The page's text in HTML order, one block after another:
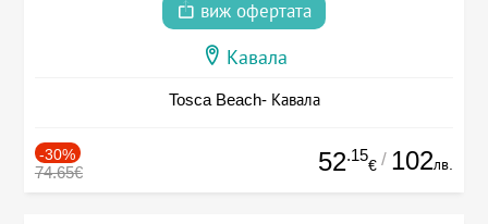
виж офертата
Кавала
Tosca Beach- Кавала
-30%
74.65€ 52.15
€ / 102лв.